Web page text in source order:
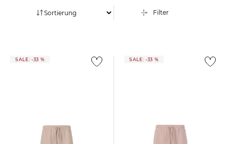
Filter
SALE: -33 % SALE: -33 %